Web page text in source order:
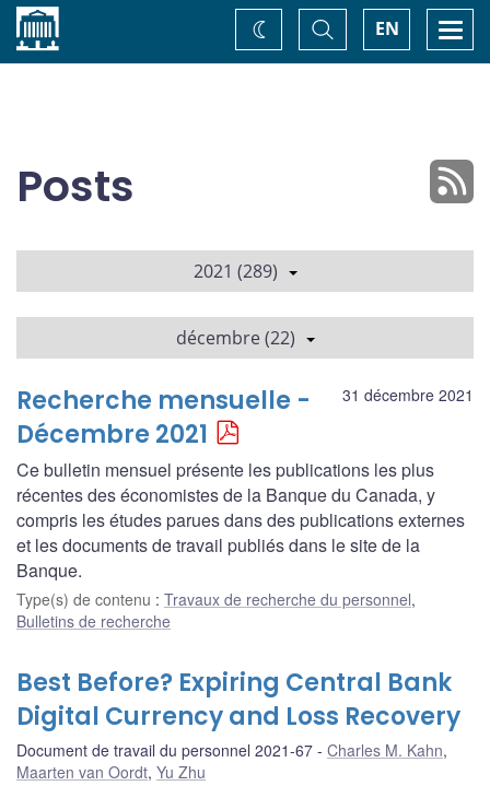
Accueil EN
Basculer
la
recherche
Changez
de
Posts
2021 (289)
décembre (22)
31 décembre 2021
Recherche mensuelle -
Décembre 2021
Ce bulletin mensuel présente les publications les plus
récentes des économistes de la Banque du Canada, y
compris les études parues dans des publications externes
et les documents de travail publiés dans le site de la
Banque.
Type(s) de contenu : Travaux de recherche du personnel,
Bulletins de recherche
Best Before? Expiring Central Bank
Digital Currency and Loss Recovery
Document de travail du personnel 2021-67 Charles M. Kahn,
Maarten van Oordt, Yu Zhu